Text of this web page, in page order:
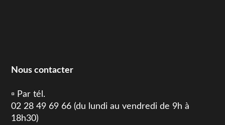
Nous contacter
▫️ Par tél.
02 28 49 69 66 (du lundi au vendredi de 9h à
18h30)